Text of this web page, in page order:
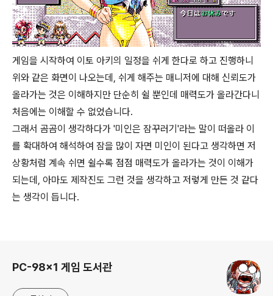
게임을 시작하여 이토 아키의 일정을 쉬게 한다로 하고 진행하니
위와 같은 화면이 나오는데, 쉬게 해주는 매니저에 대해 신뢰도가
올라가는 것은 이해하지만 단순히 쉴 뿐인데 매력도가 올라간다니
처음에는 이해할 수 없었습니다.
그래서 곰곰이 생각하다가 '미인은 잠꾸러기'라는 말이 떠올라 이
를 확대하여 해석하여 잠을 많이 자면 미인이 된다고 생각하면 저
상황처럼 계속 쉬면 쉴수록 점점 매력도가 올라가는 것이 이해가
되는데, 아마도 제작진도 그런 것을 생각하고 저렇게 만든 것 같다
는 생각이 듭니다.
PC-98x1 게임 도서관